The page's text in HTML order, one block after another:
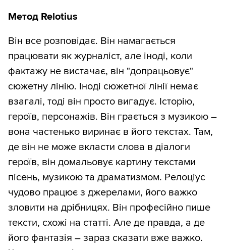
Метод Relotius
Він все розповідає. Він намагається
працювати як журналіст, але іноді, коли
фактажу не вистачає, він "допрацьовує"
сюжетну лінію. Іноді сюжетної лінії немає
взагалі, тоді він просто вигадує. Історію,
героїв, персонажів. Він грається з музикою –
вона частенько виринає в його текстах. Там,
де він не може вкласти слова в діалоги
героїв, він домальовує картину текстами
пісень, музикою та драматизмом. Релоціус
чудово працює з джерелами, його важко
зловити на дрібницях. Він професійно пише
тексти, схожі на статті. Але де правда, а де
його фантазія – зараз сказати вже важко.